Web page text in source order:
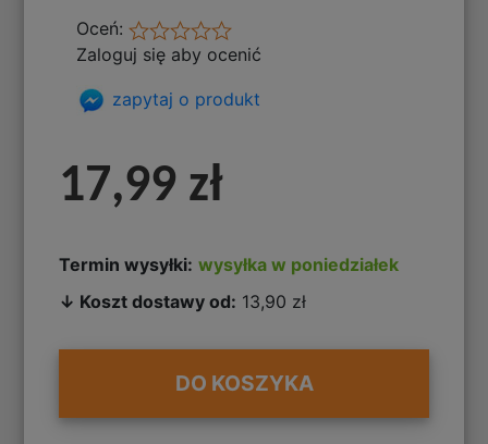
Oceń:
Zaloguj się aby ocenić
zapytaj o produkt
17,99 zł
Termin wysyłki: wysyłka w poniedziałek
↓ Koszt dostawy od: 13,90 zł
DO KOSZYKA